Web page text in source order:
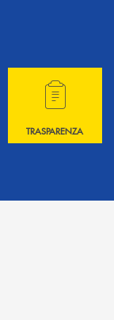
Contattaci !
Hai bisogno di
TRASPARENZA